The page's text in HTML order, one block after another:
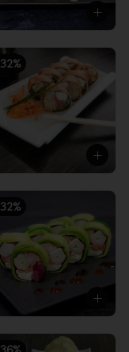
32%
32%